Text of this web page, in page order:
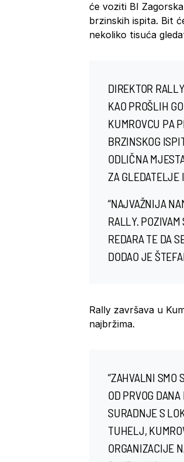
će voziti BI
brzinskih ispita. Bit
nekoliko tisuća
DIREKTOR
KAO PROŠLIH
KUMROVCU PA
BRZINSKOG
ODLIČNA
ZA GLEDATELJE
“NAJVAŽNIJA
RALLY.
REDARA TE DA
DODAO JE
Rally završava u
najbržima.
“ZAHVALNI SMO
OD PRVOG
SURADNJE S
TUHELJ,
ORGANIZACIJE